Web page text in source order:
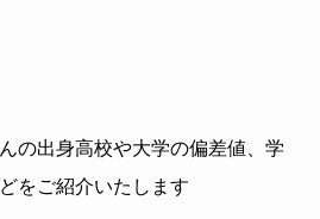
の出身高校や大学の偏差値、学
をご紹介いたします